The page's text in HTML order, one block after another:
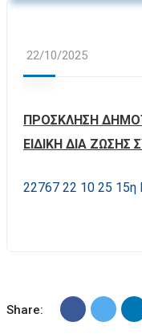
22/10/2025
ΠΡΟΣΚΛΗΣΗ
ΕΙΔΙΚΗ ΔΙΑ ΖΩΣΗΣ
22767 22 10 25 15η
Share: